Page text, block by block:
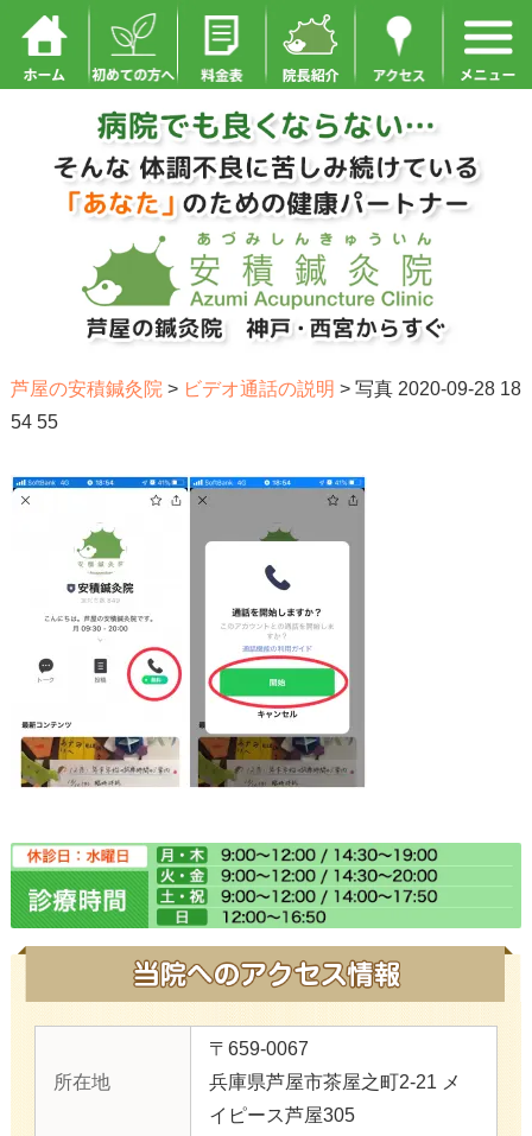
芦屋の安積鍼灸院 > ビデオ通話の説明 > 写真 2020-09-28 18
54 55
所在地
〒659-0067
兵庫県芦屋市茶屋之町2-21 メ
イピース芦屋305